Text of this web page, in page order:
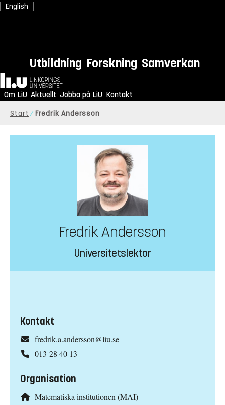
English
Utbildning Forskning Samverkan
Hem
Om LiU Aktuellt Jobba på LiU Kontakt
Start Fredrik Andersson
Fredrik Andersson
Universitetslektor
Kontakt
fredrik.a.andersson@liu.se
013-28 40 13
Organisation
Matematiska institutionen (MAI)